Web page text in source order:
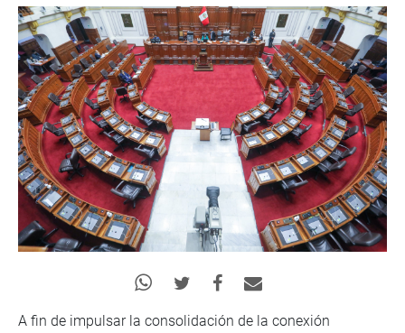
A fin de impulsar la consolidación de la conexión